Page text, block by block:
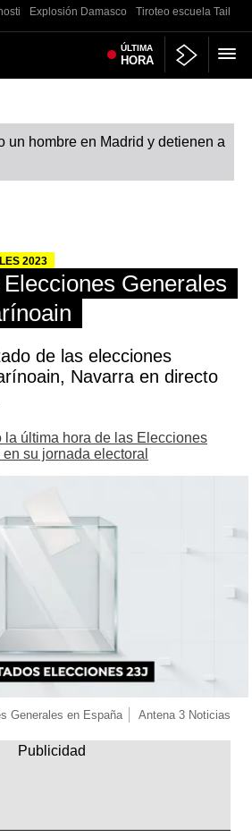
Explosión Damasco Tiroteo escuela
ÚLTIMA
HORA
un hombre en Madrid y detienen a
2023
Generales
de las elecciones
Navarra en directo
la última hora de las Elecciones
su jornada electoral
Generales en España Antena 3 Noticias